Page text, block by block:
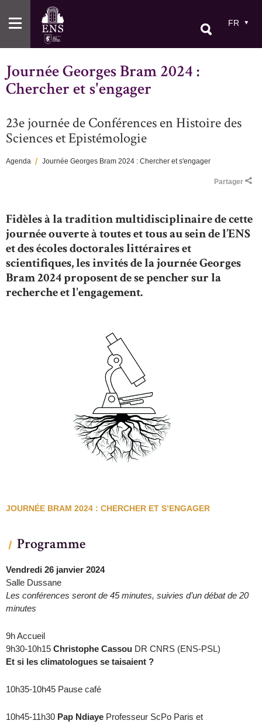
au
contenu
FR
Journée Georges Bram 2024 :
Chercher et s'engager
23e journée de Conférences en Histoire des
Sciences et Epistémologie
Agenda Journée Georges Bram 2024 : Chercher et s'engager
Partager
Fidèles à la tradition multidisciplinaire de cette
journée ouverte à toutes et tous au sein de l’ENS
et des écoles doctorales littéraires et
scientifiques, les invités de la journée Georges
Bram 2024 proposent de se pencher sur la
recherche et l'engagement.
JOURNÉE BRAM 2024 : CHERCHER ET S’ENGAGER
Programme
Vendredi 26 janvier 2024
Salle Dussane
Les conférences seront de 45 minutes, suivies d’un débat de 20
minutes
9h Accueil
9h30-10h15 Christophe Cassou DR CNRS (ENS-PSL)
Et si les climatologues se taisaient ?
10h35-10h45 Pause café
10h45-11h30 Pap Ndiaye Professeur ScPo Paris et